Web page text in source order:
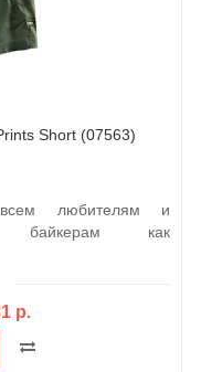
Short (07563)
любителям и
байкерам как
р.